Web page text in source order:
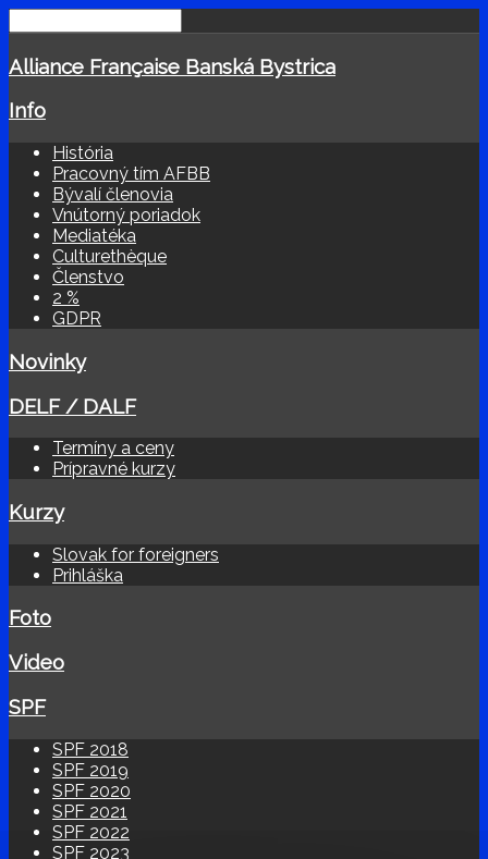
Alliance Française Banská Bystrica
Info
História
Pracovný tím AFBB
Bývalí členovia
Vnútorný poriadok
Mediatéka
Culturethèque
Členstvo
2 %
GDPR
Novinky
DELF / DALF
Termíny a ceny
Prípravné kurzy
Kurzy
Slovak for foreigners
Prihláška
Foto
Video
SPF
SPF 2018
SPF 2019
SPF 2020
SPF 2021
SPF 2022
SPF 2023